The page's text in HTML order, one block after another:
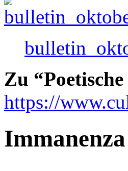
Zu
https://